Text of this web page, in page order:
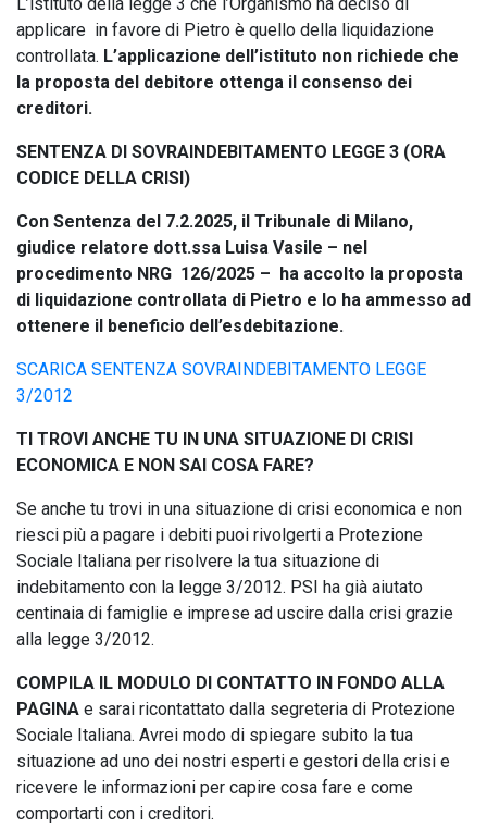
applicare in favore di Pietro è quello della liquidazione
controllata. L’applicazione dell’istituto non richiede che
la proposta del debitore ottenga il consenso dei
creditori.
SENTENZA DI SOVRAINDEBITAMENTO LEGGE 3 (ORA
CODICE DELLA CRISI)
Con Sentenza del 7.2.2025, il Tribunale di Milano,
giudice relatore dott.ssa Luisa Vasile – nel
procedimento NRG 126/2025 –
ha accolto la proposta
di liquidazione controllata di Pietro e lo ha ammesso ad
ottenere il beneficio dell’esdebitazione.
SCARICA SENTENZA SOVRAINDEBITAMENTO LEGGE
3/2012
TI TROVI ANCHE TU IN UNA SITUAZIONE DI CRISI
ECONOMICA E NON SAI COSA FARE?
Se anche tu trovi in una situazione di crisi economica e non
riesci più a pagare i debiti puoi rivolgerti a Protezione
Sociale Italiana per risolvere la tua situazione di
indebitamento con la legge 3/2012. PSI ha già aiutato
centinaia di famiglie e imprese ad uscire dalla crisi grazie
alla legge 3/2012.
COMPILA IL MODULO DI CONTATTO IN FONDO ALLA
PAGINA e sarai ricontattato dalla segreteria di Protezione
Sociale Italiana. Avrei modo di spiegare subito la tua
situazione ad uno dei nostri esperti e gestori della crisi e
ricevere le informazioni per capire cosa fare e come
comportarti con i creditori.